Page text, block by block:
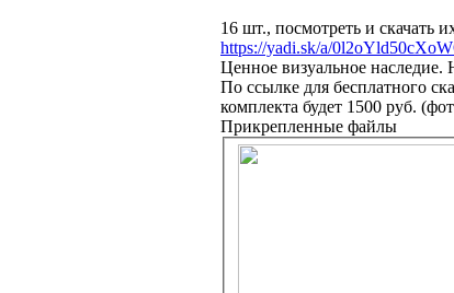
16 шт., посмотреть и скачать
https://yadi.sk/a/
Ценное визуальное
По ссылке для бесплатного
комплекта будет 1500 руб.
Прикрепленные файлы